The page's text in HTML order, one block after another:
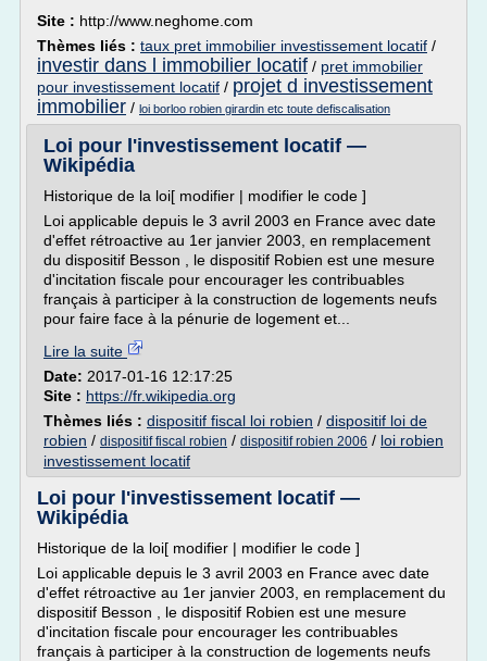
Site : http://www.neghome.com
Thèmes liés : taux pret immobilier investissement locatif /
investir dans l immobilier locatif / pret immobilier
pour investissement locatif / projet d investissement
immobilier / loi borloo robien girardin etc toute defiscalisation
Loi pour l'investissement locatif —
Wikipédia
Historique de la loi[ modifier | modifier le code ]
Loi applicable depuis le 3 avril 2003 en France avec date
d'effet rétroactive au 1er janvier 2003, en remplacement
du dispositif Besson , le dispositif Robien est une mesure
d'incitation fiscale pour encourager les contribuables
français à participer à la construction de logements neufs
pour faire face à la pénurie de logement et...
Lire la suite
Date: 2017-01-16 12:17:25
Site : https://fr.wikipedia.org
Thèmes liés : dispositif fiscal loi robien / dispositif loi de
robien / dispositif fiscal robien / dispositif robien 2006 / loi robien
investissement locatif
Loi pour l'investissement locatif —
Wikipédia
Historique de la loi[ modifier | modifier le code ]
Loi applicable depuis le 3 avril 2003 en France avec date
d'effet rétroactive au 1er janvier 2003, en remplacement du
dispositif Besson , le dispositif Robien est une mesure
d'incitation fiscale pour encourager les contribuables
français à participer à la construction de logements neufs